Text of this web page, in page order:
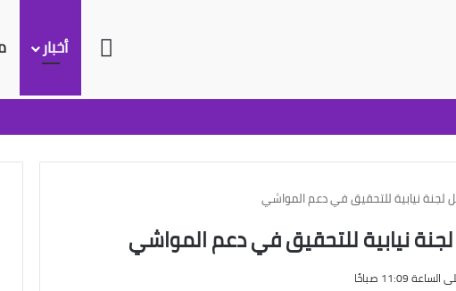
الرئيسية
أخبار
لجنة نيابية للتحقيق في دعم المواشي
لجنة نيابية للتحقيق في دعم المواشي